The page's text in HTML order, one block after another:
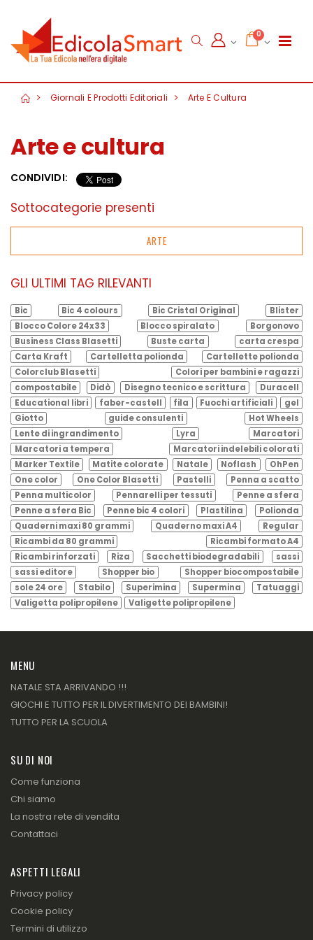
0
Giornali E Prodotti Editoriali Arte E Cultura
Arte e cultura
CONDIVIDI:
Sottocategorie presenti
ARTE
GLI ULTIMI TAG RILEVANTI
Bic Bic 4 colours Bic Cristal Original
Blister
Blocco Colore 24x33
Blocco spiralato
Borgonovo
Business Class Blasetti
Buste carta
carta crespa
Carta Kraft
Cartelletta polionda
Cartellette polionda
Colorclub Blasetti
Colori per bambini e ragazzi
compostabile
Didò Disegno tecnico e scrittura
Duracell
Educational libri
faber-castell fila Fuochi artificiali
gel
Giotto
guide consulenti
Hot Wheels
Lente di ingrandimento
Lyra
Marcatori
Marcatori a tempera
Marcatori indelebili colorati
Marker Textile
Matite colorate Natale Noflash
OhPen
One color
One Color Blasetti Pastelli
Penna a scatto
Penna multicolor
Pennarelli per tessuti
Penne a sfera
Penne a sfera Bic
Penne bic 4 colori Plastilina
Polionda
Quaderni maxi 80 grammi
Quaderno maxi A4
Regular
Ricambi da 80 grammi
Ricambi formato A4
Ricambi rinforzati
Riza Sacchetti biodegradabili
sassi
sassi editore
Shopper bio
Shopper biocompostabile
sole 24 ore
Stabilo Superimina Supermina
Tatuaggi
Valigetta polipropilene
Valigette polipropilene
MENU
NATALE STA ARRIVANDO !!!
GIOCHI E TUTTO PER IL DIVERTIMENTO DEI BAMBINI!
TUTTO PER LA SCUOLA
SU DI NOI
Come funziona
Chi siamo
La nostra rete di vendita
Contattaci
ASPETTI LEGALI
Privacy policy
Cookie policy
Termini di utilizzo